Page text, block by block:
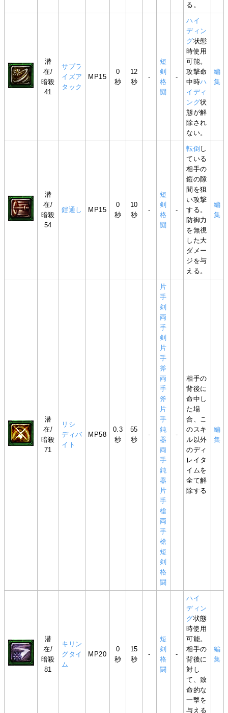
る。
潜
在/
暗殺
41
サプラ
イズア
タック
MP15
0
秒
12
秒
-
短
剣
格
闘
-
ハイ
ディン
グ状態
時使用
可能。
攻撃命
中時ハ
イディ
ング状
態が解
除され
ない。
編
集
潜
在/
暗殺
54
鎧通し MP15
0
秒
10
秒
-
短
剣
格
闘
-
転倒 し
ている
相手の
鎧の隙
間を狙
い攻撃
する。
防御力
を無視
した大
ダメー
ジを与
える。
編
集
潜
在/
暗殺
71
リシ
ディバ
イト
MP58
0.3
秒
55
秒
-
片
手
剣
両
手
剣
片
手
斧
両
手
斧
片
手
鈍
器
両
手
鈍
器
片
手
槍
両
手
槍
短
剣
格
闘
-
相手の
背後に
命中し
た場
合、こ
のスキ
ル以外
のディ
レイタ
イムを
全て解
除する
編
集
潜
在/
暗殺
81
キリン
グタイ
ム
MP20
0
秒
15
秒
-
短
剣
格
闘
-
ハイ
ディン
グ状態
時使用
可能。
相手の
背後に
対し
て、致
命的な
一撃を
与える
編
集